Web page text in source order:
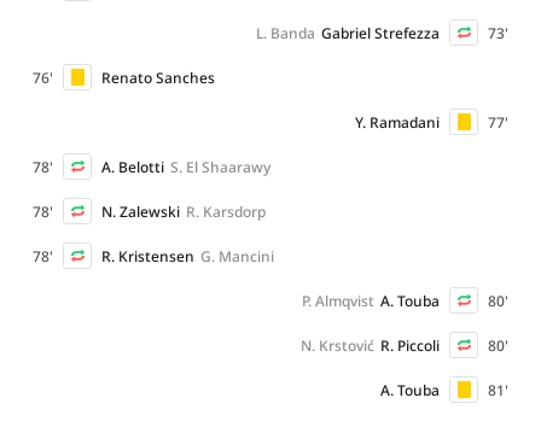
73'
Gabriel Strefezza
L. Banda
76' Renato Sanches
77'
Y. Ramadani
78' A. Belotti S. El Shaarawy
78' N. Zalewski R. Karsdorp
78' R. Kristensen G. Mancini
80'
A. Touba
P. Almqvist
80'
R. Piccoli
N. Krstović
81'
A. Touba